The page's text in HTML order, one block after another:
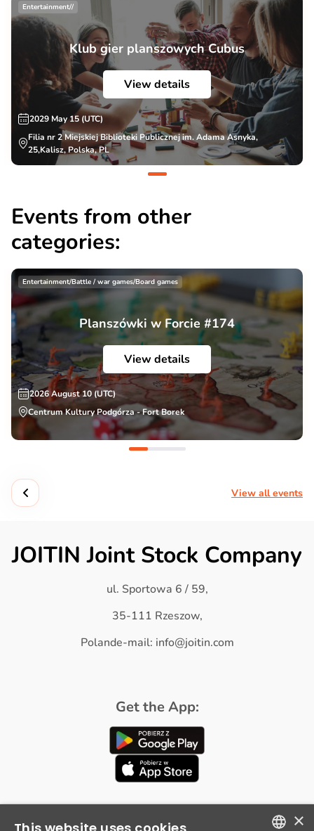
Entertainment//
Klub gier planszowych Cubus
View details
2029 May 15 (UTC)
Filia nr 2 Miejskiej Biblioteki Publicznej im. Adama Asnyka,
25,Kalisz, Polska, PL
Events from other
categories:
Entertainment/Battle / war games/Board games
Planszówki w Forcie #174
View details
2026 August 10 (UTC)
Centrum Kultury Podgórza - Fort Borek
View all events
JOITIN Joint Stock Company
ul. Sportowa 6 / 59,
35-111 Rzeszow,
Polande-mail: info@joitin.com
Get the App:
×